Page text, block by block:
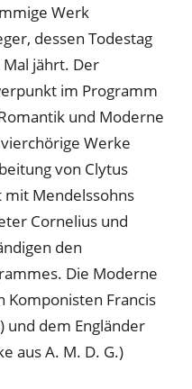
Werk
dessen Todestag
jährt. Der
im Programm
und Moderne
Werke
von Clytus
mit Mendelssohns
Cornelius und
den
Die Moderne
Komponisten Francis
und dem Engländer
aus A. M. D. G.)